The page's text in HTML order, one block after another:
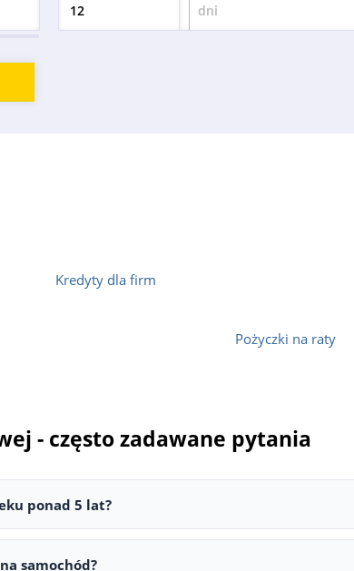
Okres dni
Kredyty dla firm
Pożyczki na raty
- często zadawane pytania
ponad 5 lat?
5 lat, choć warunki mogą się różnić w
używane, często do wieku 8-10 lat, a czasem
samochód?